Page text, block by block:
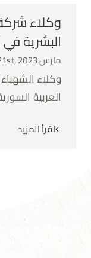
وكلاء
البشرية
مارس 21st, 2023 |
وكلاء
العربية السورية
اقرأ المزيد